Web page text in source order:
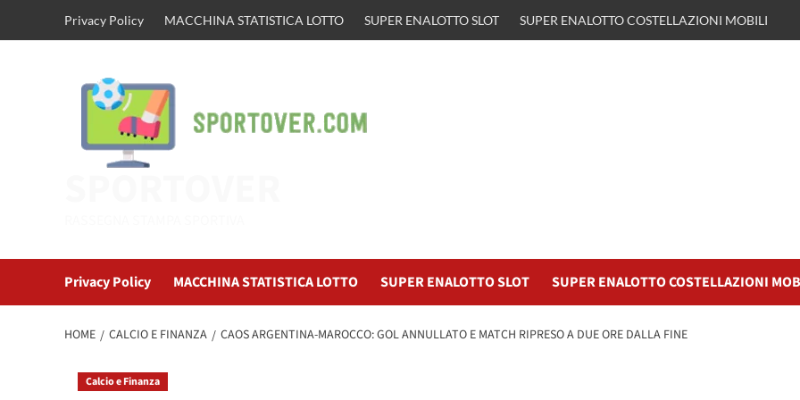
Privacy Policy MACCHINA STATISTICA LOTTO SUPER ENALOTTO SLOT SUPER ENALOTTO COSTELLAZIONI MOBILI
Privacy Policy MACCHINA STATISTICA LOTTO SUPER ENALOTTO SLOT SUPER ENALOTTO COSTELLAZIONI
HOME CALCIO E FINANZA CAOS ARGENTINA-MAROCCO: GOL ANNULLATO E MATCH RIPRESO A DUE ORE DALLA FINE
Calcio e Finanza